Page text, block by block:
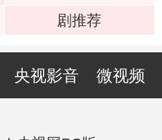
剧推荐
央视影音 微视频